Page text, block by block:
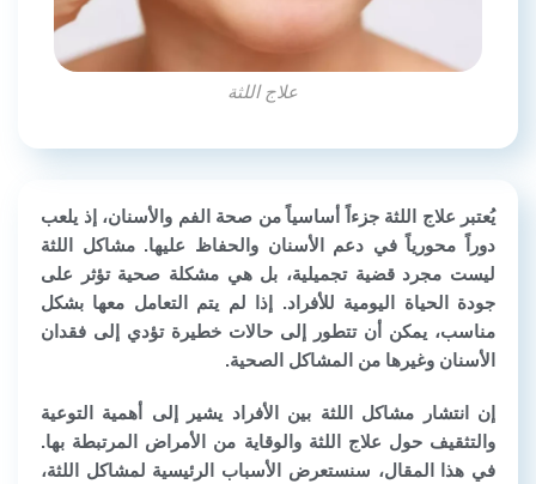
علاج اللثة
يُعتبر علاج اللثة جزءاً أساسياً من صحة الفم والأسنان، إذ يلعب
دوراً محورياً في دعم الأسنان والحفاظ عليها. مشاكل اللثة
ليست مجرد قضية تجميلية، بل هي مشكلة صحية تؤثر على
جودة الحياة اليومية للأفراد. إذا لم يتم التعامل معها بشكل
مناسب، يمكن أن تتطور إلى حالات خطيرة تؤدي إلى فقدان
الأسنان وغيرها من المشاكل الصحية.
إن انتشار مشاكل اللثة بين الأفراد يشير إلى أهمية التوعية
والتثقيف حول علاج اللثة والوقاية من الأمراض المرتبطة بها.
في هذا المقال، سنستعرض الأسباب الرئيسية لمشاكل اللثة،